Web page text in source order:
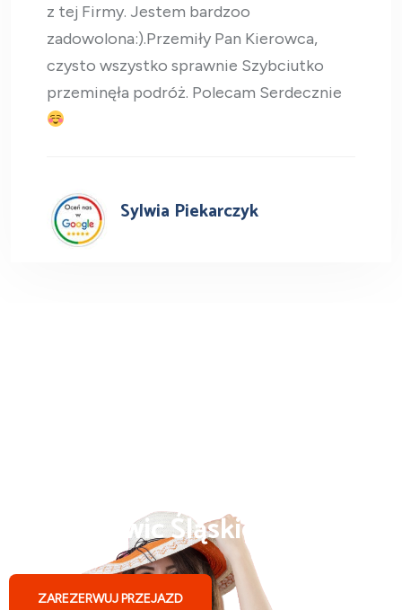
z tej Firmy. Jestem bardzoo
zadowolona:).Przemiły Pan Kierowca,
czysto wszystko sprawnie Szybciutko
przeminęła podróż. Polecam Serdecznie
Sylwia Piekarczyk
Siemianowic Śląskich
ZAREZERWUJ PRZEJAZD